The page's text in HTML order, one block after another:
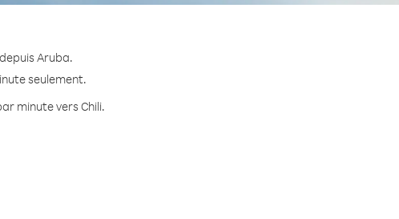
Aruba.
seulement.
minute vers Chili.